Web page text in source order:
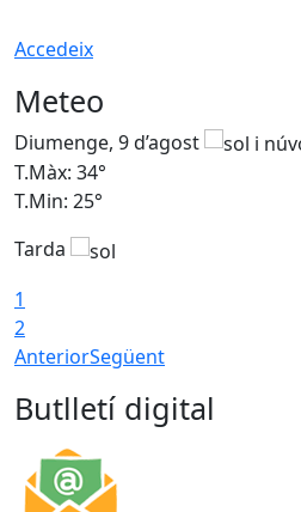
Accedeix
Meteo
Diumenge, 9 d’agost
T.Màx: 34°
T.Min: 25°
Tarda
1
2
AnteriorSegüent
Butlletí digital